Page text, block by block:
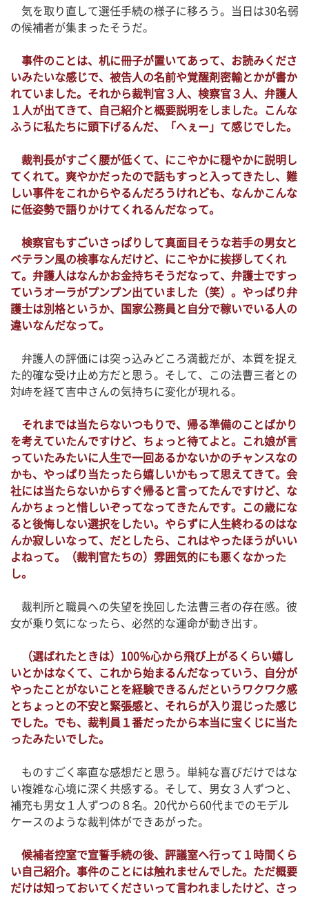
気を取り直して選任手続の様子に移ろう。当日は30名弱
の候補者が集まったそうだ。
事件のことは、机に冊子が置いてあって、お読みくださ
いみたいな感じで、被告人の名前や覚醒剤密輸とかが書か
れていました。それから裁判官３人、検察官３人、弁護人
１人が出てきて、自己紹介と概要説明をしました。こんな
ふうに私たちに頭下げるんだ、「へぇー」て感じでした。
裁判長がすごく腰が低くて、にこやかに穏やかに説明し
てくれて。爽やかだったので話もすっと入ってきたし、難
しい事件をこれからやるんだろうけれども、なんかこんな
に低姿勢で語りかけてくれるんだなって。
検察官もすごいさっぱりして真面目そうな若手の男女と
ベテラン風の検事なんだけど、にこやかに挨拶してくれ
て。弁護人はなんかお金持ちそうだなって、弁護士ですっ
ていうオーラがプンプン出ていました（笑）。やっぱり弁
護士は別格というか、国家公務員と自分で稼いでいる人の
違いなんだなって。
弁護人の評価には突っ込みどころ満載だが、本質を捉え
た的確な受け止め方だと思う。そして、この法曹三者との
対峙を経て吉中さんの気持ちに変化が現れる。
それまでは当たらないつもりで、帰る準備のことばかり
を考えていたんですけど、ちょっと待てよと。これ娘が言
っていたみたいに人生で一回あるかないかのチャンスなの
かも、やっぱり当たったら嬉しいかもって思えてきて。会
社には当たらないからすぐ帰ると言ってたんですけど、な
んかちょっと惜しいぞってなってきたんです。この歳にな
ると後悔しない選択をしたい。やらずに人生終わるのはな
んか寂しいなって、だとしたら、これはやったほうがいい
よねって。（裁判官たちの）雰囲気的にも悪くなかった
し。
裁判所と職員への失望を挽回した法曹三者の存在感。彼
女が乗り気になったら、必然的な運命が動き出す。
（選ばれたときは）100％心から飛び上がるくらい嬉し
いとかはなくて、これから始まるんだなっていう、自分が
やったことがないことを経験できるんだというワクワク感
とちょっとの不安と緊張感と、それらが入り混じった感じ
でした。でも、裁判員１番だったから本当に宝くじに当た
ったみたいでした。
ものすごく率直な感想だと思う。単純な喜びだけではな
い複雑な心境に深く共感する。そして、男女３人ずつと、
補充も男女１人ずつの８名。20代から60代までのモデル
ケースのような裁判体ができあがった。
候補者控室で宣誓手続の後、評議室へ行って１時間くら
い自己紹介。事件のことには触れませんでした。ただ概要
だけは知っておいてくださいって言われましたけど、さっ